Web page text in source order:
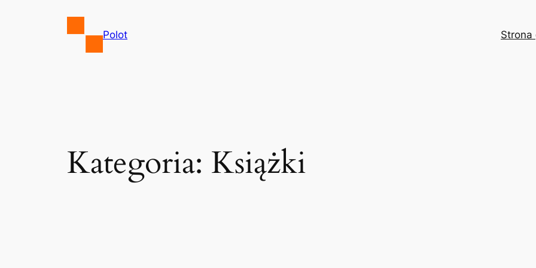
Polot Strona
Kategoria: Książki